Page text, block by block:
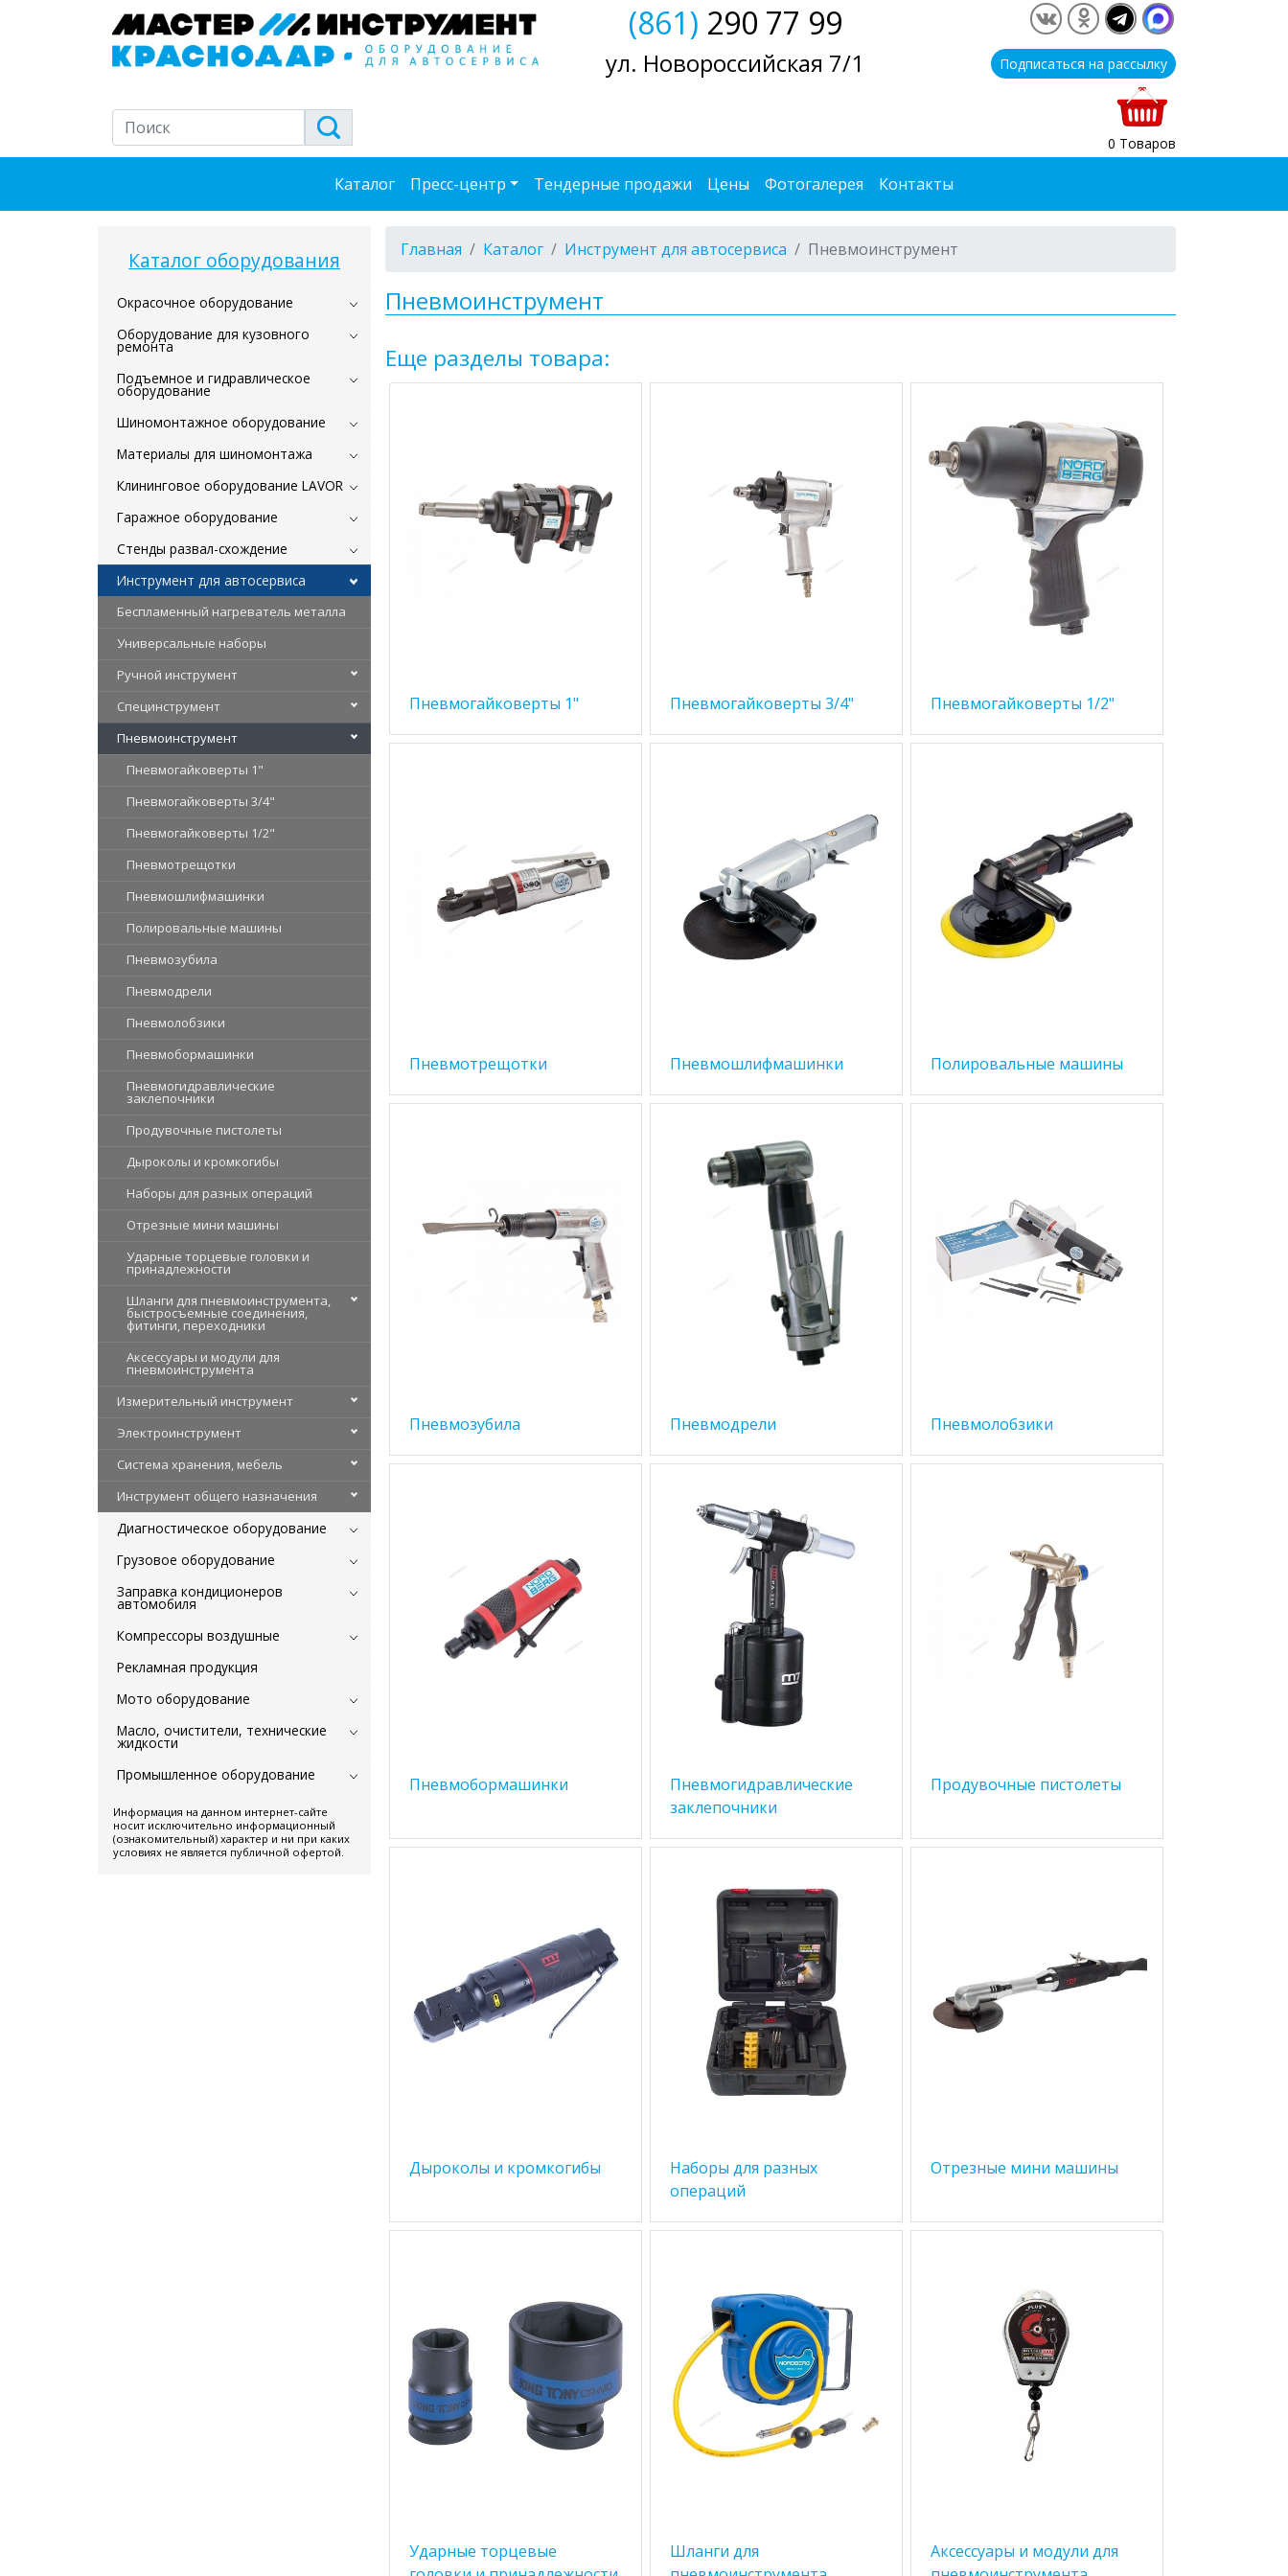
(861) 290 77 99
ул. Новороссийская 7/1 Подписаться на рассылку
0 Товаров
Каталог Пресс-центр Тендерные продажи Цены Фотогалерея Контакты
Каталог оборудования
Окрасочное оборудование
Оборудование для кузовного
ремонта
Подъемное и гидравлическое
оборудование
Шиномонтажное оборудование
Материалы для шиномонтажа
Клининговое оборудование LAVOR
Гаражное оборудование
Стенды развал-схождение
Инструмент для автосервиса
Беспламенный нагреватель металла
Универсальные наборы
Ручной инструмент
Специнструмент
Пневмоинструмент
Пневмогайковерты 1"
Пневмогайковерты 3/4"
Пневмогайковерты 1/2"
Пневмотрещотки
Пневмошлифмашинки
Полировальные машины
Пневмозубила
Пневмодрели
Пневмолобзики
Пневмобормашинки
Пневмогидравлические
заклепочники
Продувочные пистолеты
Дыроколы и кромкогибы
Наборы для разных операций
Отрезные мини машины
Ударные торцевые головки и
принадлежности
Шланги для пневмоинструмента,
быстросъемные соединения,
фитинги, переходники
Аксессуары и модули для
пневмоинструмента
Измерительный инструмент
Электроинструмент
Система хранения, мебель
Инструмент общего назначения
Диагностическое оборудование
Грузовое оборудование
Заправка кондиционеров
автомобиля
Компрессоры воздушные
Рекламная продукция
Мото оборудование
Масло, очистители, технические
жидкости
Промышленное оборудование
Информация на данном интернет-сайте
носит исключительно информационный
(ознакомительный) характер и ни при каких
условиях не является публичной офертой.
Главная Каталог Инструмент для автосервиса Пневмоинструмент
Пневмоинструмент
Еще разделы товара:
Пневмогайковерты 1" Пневмогайковерты 3/4" Пневмогайковерты 1/2"
Пневмотрещотки Пневмошлифмашинки Полировальные машины
Пневмозубила Пневмодрели Пневмолобзики
Пневмобормашинки
Пневмогидравлические
заклепочники
Продувочные пистолеты
Дыроколы и кромкогибы
Наборы для разных
операций
Отрезные мини машины
Ударные торцевые
Шланги для
Аксессуары и модули для